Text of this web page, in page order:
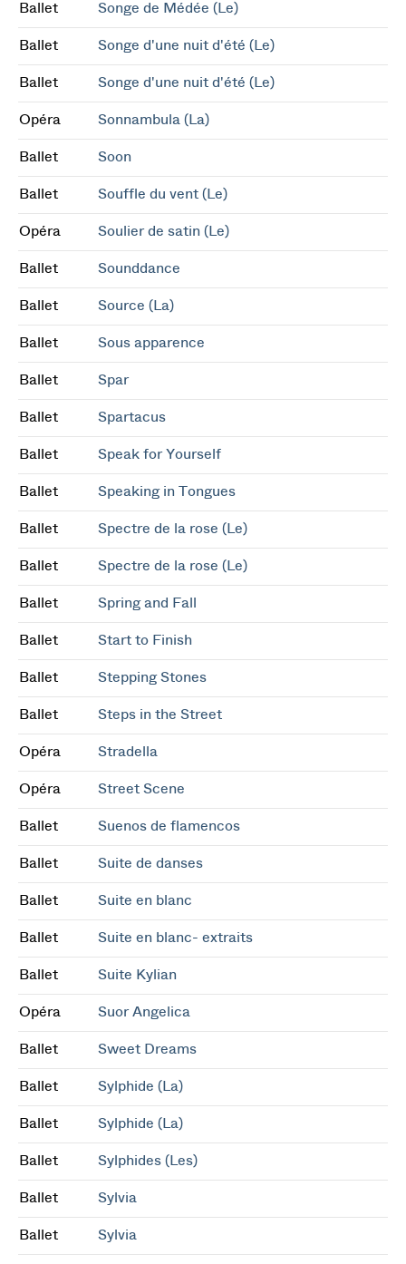
Ballet Songe de Médée (Le)
Ballet Songe d'une nuit d'été (Le)
Ballet Songe d'une nuit d'été (Le)
Opéra Sonnambula (La)
Ballet Soon
Ballet Souffle du vent (Le)
Opéra Soulier de satin (Le)
Ballet Sounddance
Ballet Source (La)
Ballet Sous apparence
Ballet Spar
Ballet Spartacus
Ballet Speak for Yourself
Ballet Speaking in Tongues
Ballet Spectre de la rose (Le)
Ballet Spectre de la rose (Le)
Ballet Spring and Fall
Ballet Start to Finish
Ballet Stepping Stones
Ballet Steps in the Street
Opéra Stradella
Opéra Street Scene
Ballet Suenos de flamencos
Ballet Suite de danses
Ballet Suite en blanc
Ballet Suite en blanc- extraits
Ballet Suite Kylian
Opéra Suor Angelica
Ballet Sweet Dreams
Ballet Sylphide (La)
Ballet Sylphide (La)
Ballet Sylphides (Les)
Ballet Sylvia
Ballet Sylvia